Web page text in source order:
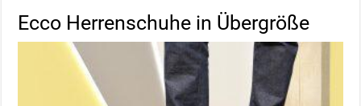
Ecco Herrenschuhe in Übergröße